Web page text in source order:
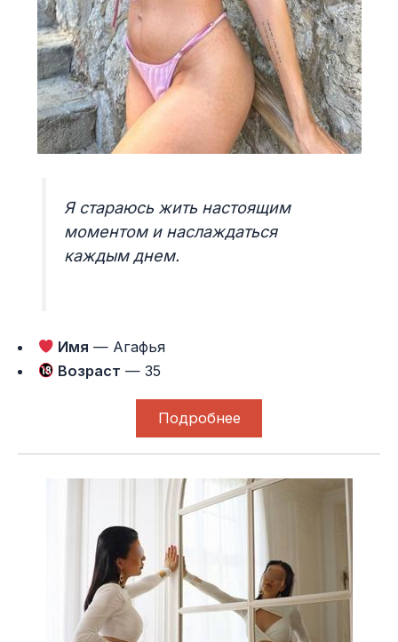
Я стараюсь жить настоящим
моментом и наслаждаться
каждым днем.
Имя — Агафья
Возраст — 35
Подробнее